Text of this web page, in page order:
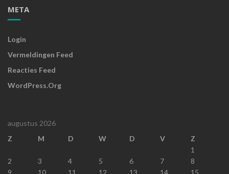
META
Login
Vermeldingen Feed
Reacties Feed
WordPress.org
augustus 2026
Z
M D W D V
Z
1
2
3 4 5 6 7
8
9
10 11 12 13 14 15